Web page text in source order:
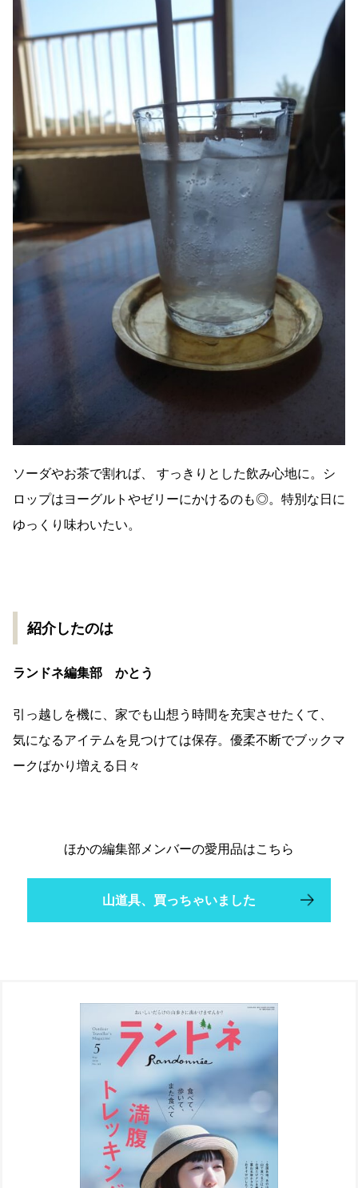
ソーダやお茶で割れば、 すっきりとした飲み心地に。シ
ロップはヨーグルトやゼリーにかけるのも◎。特別な日に
ゆっくり味わいたい。
紹介したのは
ランドネ編集部 かとう
引っ越しを機に、家でも山想う時間を充実させたくて、
気になるアイテムを見つけては保存。優柔不断でブックマ
ークばかり増える日々
ほかの編集部メンバーの愛用品はこちら
山道具、買っちゃいました